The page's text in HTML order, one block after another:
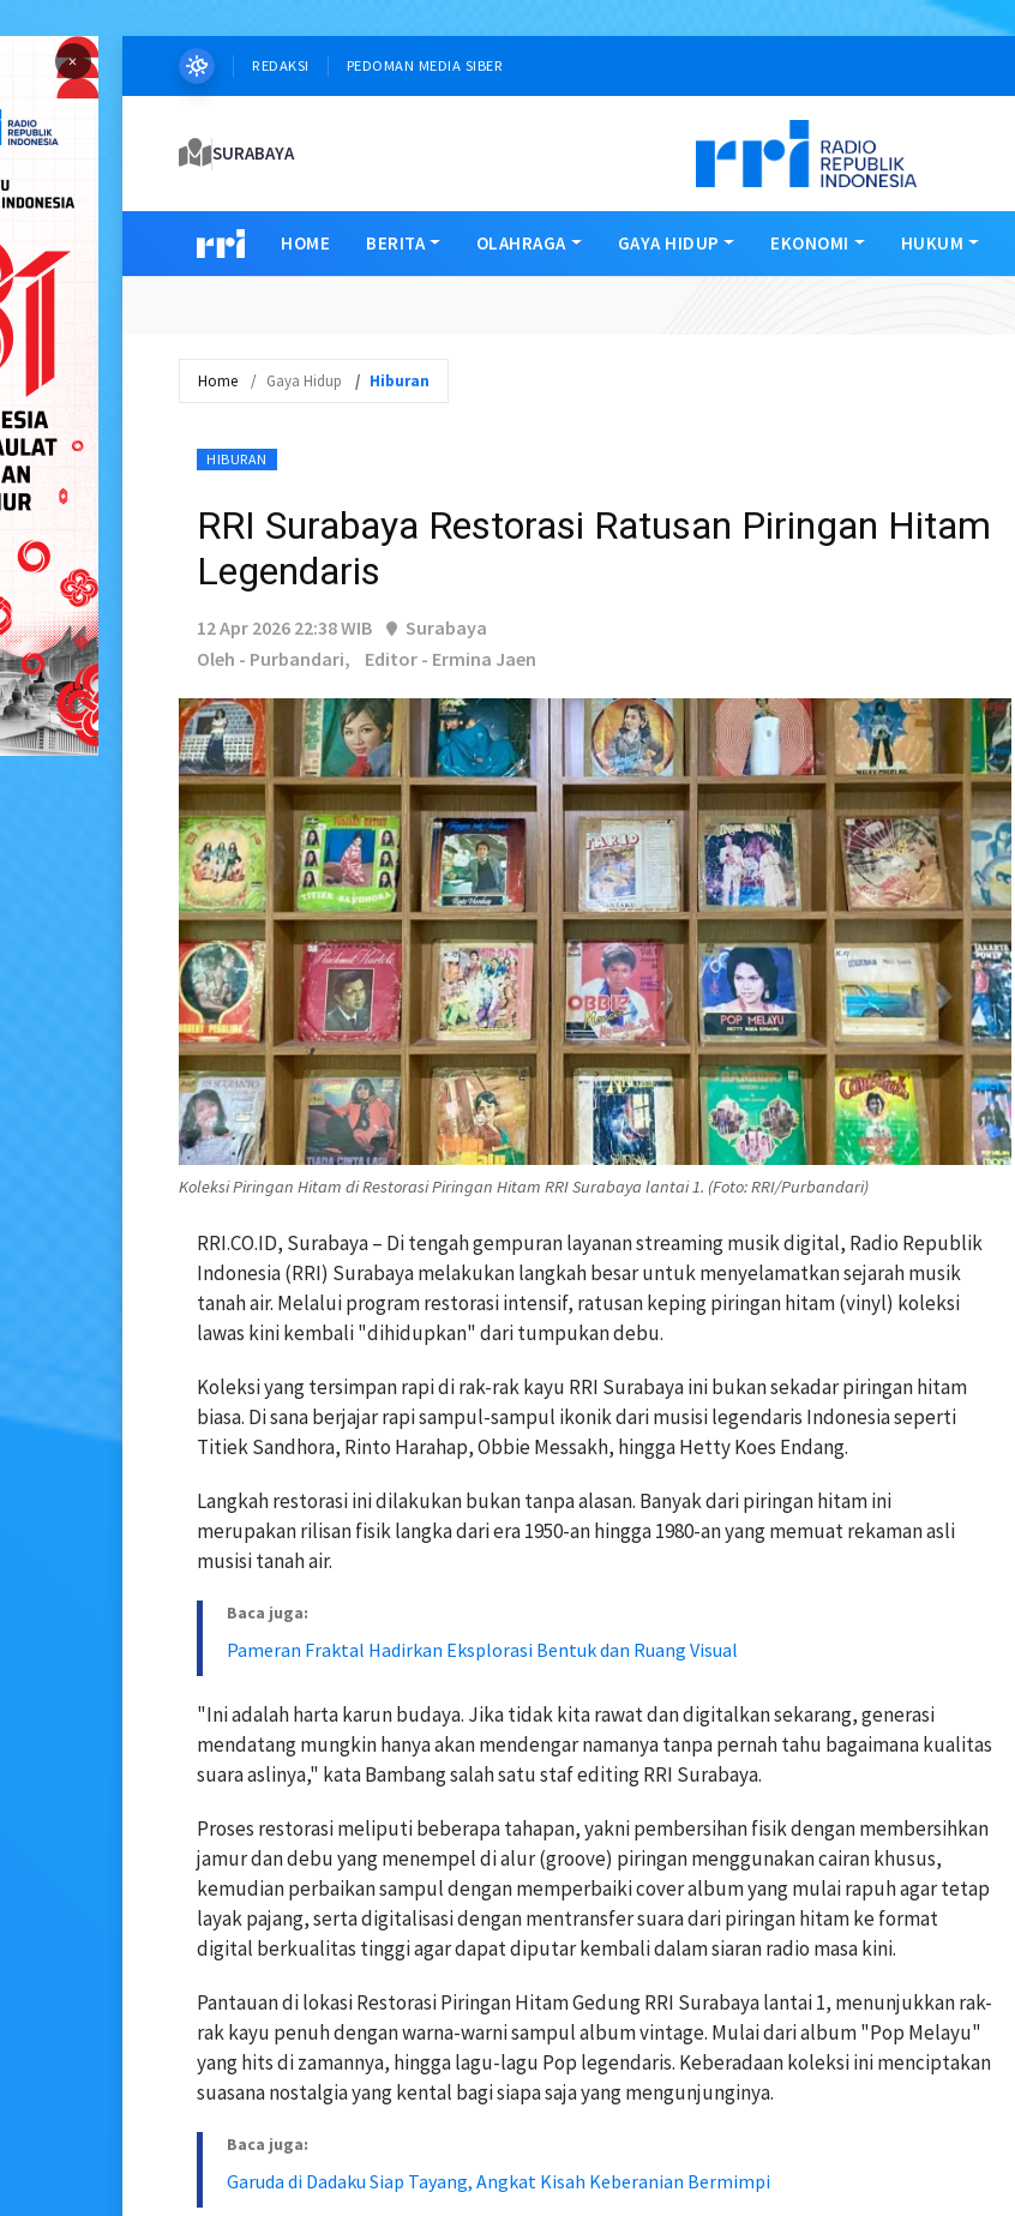
× REDAKSI PEDOMAN MEDIA SIBER
SURABAYA
HOME BERITA OLAHRAGA GAYA HIDUP EKONOMI HUKUM
Home Gaya Hidup Hiburan
HIBURAN
RRI Surabaya Restorasi Ratusan Piringan Hitam
Legendaris
12 Apr 2026 22:38 WIB
Surabaya
Oleh - Purbandari,
Editor - Ermina Jaen
Koleksi Piringan Hitam di Restorasi Piringan Hitam RRI Surabaya lantai 1. (Foto: RRI/Purbandari)
RRI.CO.ID, Surabaya – Di tengah gempuran layanan streaming musik digital, Radio Republik
Indonesia (RRI) Surabaya melakukan langkah besar untuk menyelamatkan sejarah musik
tanah air. Melalui program restorasi intensif, ratusan keping piringan hitam (vinyl) koleksi
lawas kini kembali "dihidupkan" dari tumpukan debu.
Koleksi yang tersimpan rapi di rak-rak kayu RRI Surabaya ini bukan sekadar piringan hitam
biasa. Di sana berjajar rapi sampul-sampul ikonik dari musisi legendaris Indonesia seperti
Titiek Sandhora, Rinto Harahap, Obbie Messakh, hingga Hetty Koes Endang.
Langkah restorasi ini dilakukan bukan tanpa alasan. Banyak dari piringan hitam ini
merupakan rilisan fisik langka dari era 1950-an hingga 1980-an yang memuat rekaman asli
musisi tanah air.
Baca juga:
Pameran Fraktal Hadirkan Eksplorasi Bentuk dan Ruang Visual
"Ini adalah harta karun budaya. Jika tidak kita rawat dan digitalkan sekarang, generasi
mendatang mungkin hanya akan mendengar namanya tanpa pernah tahu bagaimana kualitas
suara aslinya," kata Bambang salah satu staf editing RRI Surabaya.
Proses restorasi meliputi beberapa tahapan, yakni pembersihan fisik dengan membersihkan
jamur dan debu yang menempel di alur (groove) piringan menggunakan cairan khusus,
kemudian perbaikan sampul dengan memperbaiki cover album yang mulai rapuh agar tetap
layak pajang, serta digitalisasi dengan mentransfer suara dari piringan hitam ke format
digital berkualitas tinggi agar dapat diputar kembali dalam siaran radio masa kini.
Pantauan di lokasi Restorasi Piringan Hitam Gedung RRI Surabaya lantai 1, menunjukkan rak-
rak kayu penuh dengan warna-warni sampul album vintage. Mulai dari album "Pop Melayu"
yang hits di zamannya, hingga lagu-lagu Pop legendaris. Keberadaan koleksi ini menciptakan
suasana nostalgia yang kental bagi siapa saja yang mengunjunginya.
Baca juga:
Garuda di Dadaku Siap Tayang, Angkat Kisah Keberanian Bermimpi